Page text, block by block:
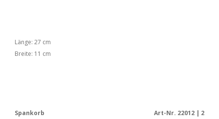
Länge: 27 cm
Breite: 11 cm
Spankorb Art-Nr. 22012 | 2